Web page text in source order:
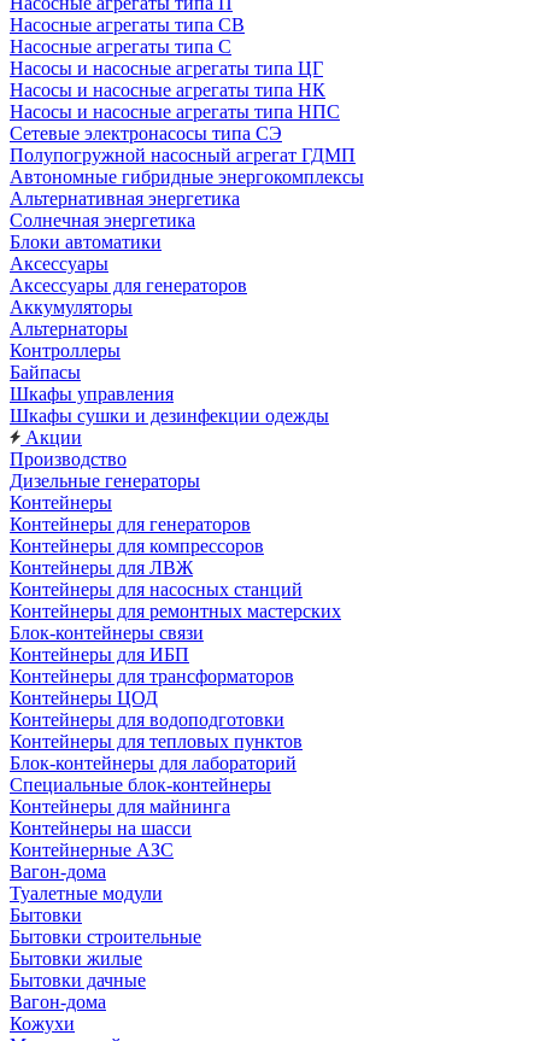
Насосные агрегаты типа СВ
Насосные агрегаты типа С
Насосы и насосные агрегаты типа ЦГ
Насосы и насосные агрегаты типа НК
Насосы и насосные агрегаты типа НПС
Сетевые электронасосы типа СЭ
Полупогружной насосный агрегат ГДМП
Автономные гибридные энергокомплексы
Альтернативная энергетика
Солнечная энергетика
Блоки автоматики
Аксессуары
Аксессуары для генераторов
Аккумуляторы
Альтернаторы
Контроллеры
Байпасы
Шкафы управления
Шкафы сушки и дезинфекции одежды
Акции
Производство
Дизельные генераторы
Контейнеры
Контейнеры для генераторов
Контейнеры для компрессоров
Контейнеры для ЛВЖ
Контейнеры для насосных станций
Контейнеры для ремонтных мастерских
Блок-контейнеры связи
Контейнеры для ИБП
Контейнеры для трансформаторов
Контейнеры ЦОД
Контейнеры для водоподготовки
Контейнеры для тепловых пунктов
Блок-контейнеры для лабораторий
Специальные блок-контейнеры
Контейнеры для майнинга
Контейнеры на шасси
Контейнерные АЗС
Вагон-дома
Туалетные модули
Бытовки
Бытовки строительные
Бытовки жилые
Бытовки дачные
Вагон-дома
Кожухи